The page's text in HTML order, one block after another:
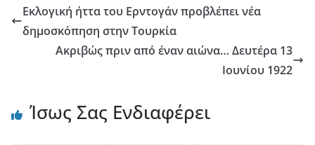
Εκλογική ήττα του Ερντογάν προβλέπει νέα
δημοσκόπηση στην Τουρκία
Ακριβώς πριν από έναν αιώνα… Δευτέρα 13
Ιουνίου 1922
Ίσως Σας Ενδιαφέρει